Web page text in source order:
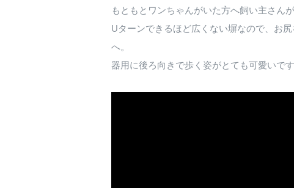
もともとワンちゃんがいた方へ飼い主さん
Uターンできるほど広くない塀なので、お
へ。
器用に後ろ向きで歩く姿がとても可愛いです